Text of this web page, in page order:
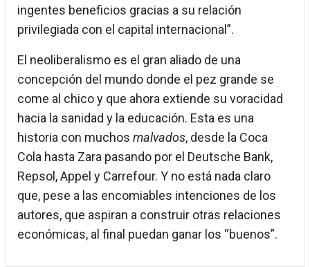
ingentes beneficios gracias a su relación
privilegiada con el capital internacional”.
El neoliberalismo es el gran aliado de una
concepción del mundo donde el pez grande se
come al chico y que ahora extiende su voracidad
hacia la sanidad y la educación. Esta es una
historia con muchos malvados, desde la Coca
Cola hasta Zara pasando por el Deutsche Bank,
Repsol, Appel y Carrefour. Y no está nada claro
que, pese a las encomiables intenciones de los
autores, que aspiran a construir otras relaciones
económicas, al final puedan ganar los “buenos”.